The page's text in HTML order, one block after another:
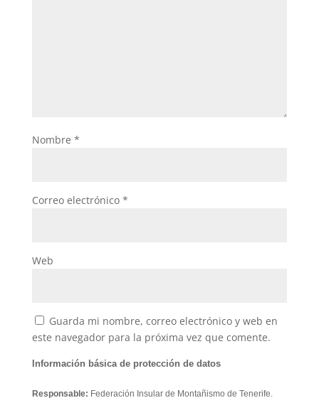
Nombre *
Correo electrónico *
Web
Guarda mi nombre, correo electrónico y web en
este navegador para la próxima vez que comente.
Información básica de protección de datos
Responsable: Federación Insular de Montañismo de Tenerife.